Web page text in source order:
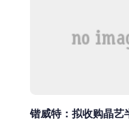
锴威特：拟收购晶艺